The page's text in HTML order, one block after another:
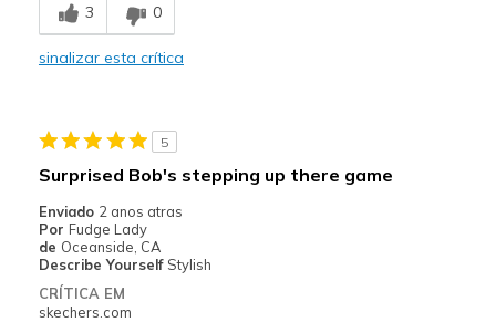
Contras
Need Break In
Casual Wear
Sizing
View On Shoes
Shoes are for Wearing
3 0
sinalizar esta crítica
5
Surprised Bob's stepping up there game
Enviado 2 anos atras
Por Fudge Lady
de Oceanside, CA
Describe Yourself Stylish
CRÍTICA EM
skechers.com